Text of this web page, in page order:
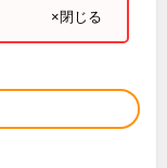
×閉じる